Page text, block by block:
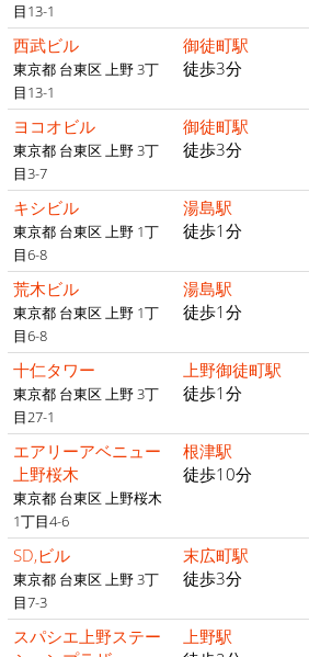
目13-1
西武ビル
東京都 台東区 上野 3丁
目13-1
御徒町駅
徒歩3分
ヨコオビル
東京都 台東区 上野 3丁
目3-7
御徒町駅
徒歩3分
キシビル
東京都 台東区 上野 1丁
目6-8
湯島駅
徒歩1分
荒木ビル
東京都 台東区 上野 1丁
目6-8
湯島駅
徒歩1分
十仁タワー
東京都 台東区 上野 3丁
目27-1
上野御徒町駅
徒歩1分
エアリーアベニュー
上野桜木
東京都 台東区 上野桜木
1丁目4-6
根津駅
徒歩10分
SD,ビル
東京都 台東区 上野 3丁
目7-3
末広町駅
徒歩3分
スパシエ上野ステー
上野駅